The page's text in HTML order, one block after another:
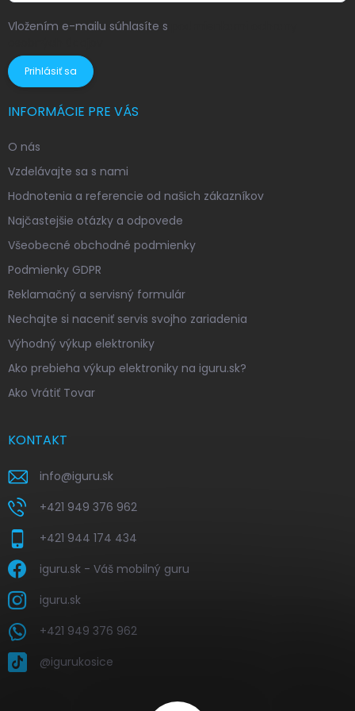
Vložením e-mailu súhlasíte s
Prihlásiť sa
INFORMÁCIE PRE VÁS
O nás
Vzdelávajte sa s nami
Hodnotenia a referencie od našich zákazníkov
Najčastejšie otázky a odpovede
Všeobecné obchodné podmienky
Podmienky GDPR
Reklamačný a servisný formulár
Nechajte si naceniť servis svojho zariadenia
Výhodný výkup elektroniky
Ako prebieha výkup elektroniky na iguru.sk?
Ako Vrátiť Tovar
KONTAKT
info@iguru.sk
+421 949 376 962
+421 944 174 434
iguru.sk - Váš mobilný guru
iguru.sk
+421 949 376 962
@igurukosice